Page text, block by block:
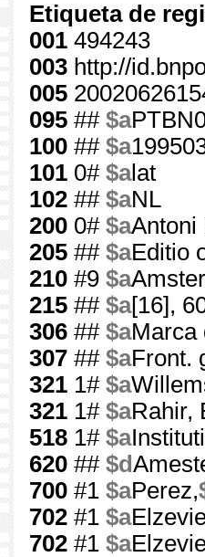
Etiqueta de
001 494243
003 http://
005
095 ## $a
100 ## $a
101 0# $alat
102 ## $aNL
200 0# $aAntoni
205 ## $aEditio
210 #9 $a
215 ## $a[16],
306 ## $aMarca
307 ## $aFront.
321 1# $a
321 1# $aRahir,
518 1# $a
620 ## $d
700 #1 $aPerez,
702 #1 $a
702 #1 $a